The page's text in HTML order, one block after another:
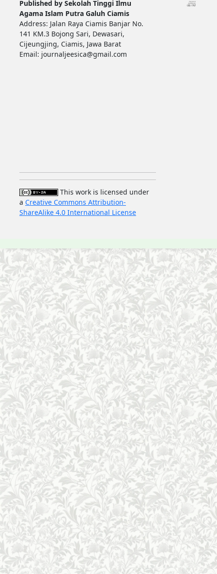
Published by Sekolah Tinggi Ilmu
Agama Islam Putra Galuh Ciamis
Address: Jalan Raya Ciamis Banjar No.
141 KM.3 Bojong Sari, Dewasari,
Cijeungjing, Ciamis, Jawa Barat
Email: journaljeesica@gmail.com
This work is licensed under
a Creative Commons Attribution-
ShareAlike 4.0 International License